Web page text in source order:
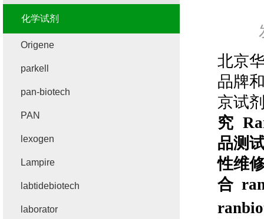
北京
品牌
京试
究
品测
性维
合
化学试剂
Origene
parkell
pan-biotech
PAN
lexogen
Lampire
labtidebiotech
laborator